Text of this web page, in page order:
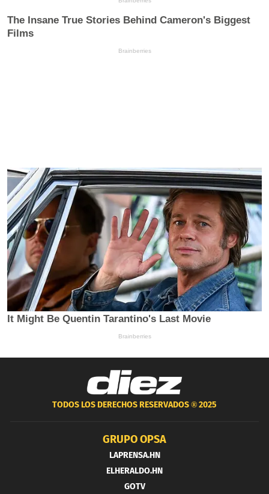
TODOS LOS DERECHOS RESERVADOS ®2025
GRUPO OPSA
LAPRENSA.HN
ELHERALDO.HN
GOTV